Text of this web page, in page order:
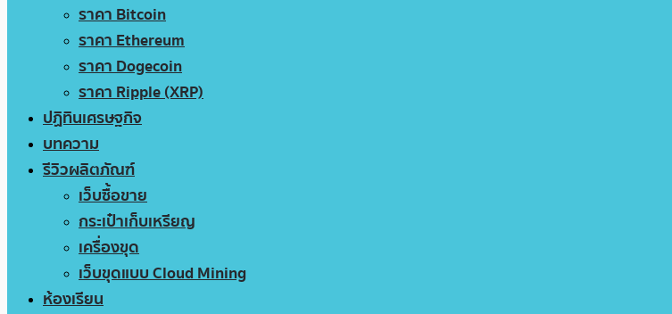
ราคา Bitcoin
ราคา Ethereum
ราคา Dogecoin
ราคา Ripple (XRP)
ปฏิทินเศรษฐกิจ
บทความ
รีวิวผลิตภัณฑ์
เว็บซื้อขาย
กระเป๋าเก็บเหรียญ
เครื่องขุด
เว็บขุดแบบ Cloud Mining
ห้องเรียน